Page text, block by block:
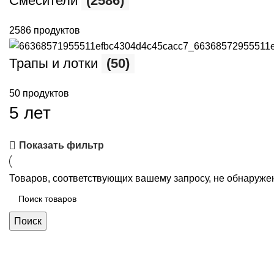
2586 продуктов
Трапы и лотки (50)
50 продуктов
5 лет
Показать фильтр
Товаров, соответствующих вашему запросу, не
Поиск